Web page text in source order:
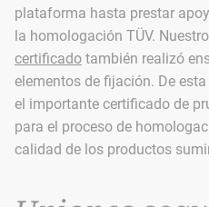
plataforma hasta prestar
la homologación TÜV. Nuestro
certificado también realizó
elementos de fijación. De
el importante certificado de
para el proceso de
calidad de los productos